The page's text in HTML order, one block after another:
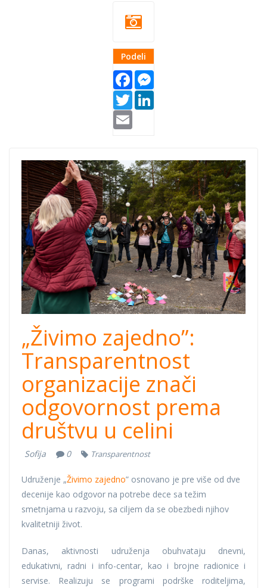
Podeli
Facebook
Twitter
„Živimo zajedno”:
Transparentnost
organizacije znači
odgovornost prema
društvu u celini
Sofija 0 Transparentnost
Udruženje „Živimo zajedno” osnovano je pre više od dve
decenije kao odgovor na potrebe dece sa težim
smetnjama u razvoju, sa ciljem da se obezbedi njihov
kvalitetniji život.
Danas, aktivnosti udruženja obuhvataju dnevni,
edukativni, radni i info-centar, kao i brojne radionice i
servise. Realizuju se programi podrške roditeljima,